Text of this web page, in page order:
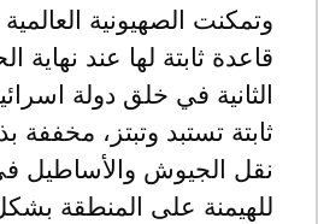
وتمكنت الصهيونية
قاعدة ثابتة لها عند نهاية
الثانية في خلق دولة
ثابتة تستبد وتبتز، مخففة
نقل الجيوش والأساطيل
للهيمنة على المنطقة